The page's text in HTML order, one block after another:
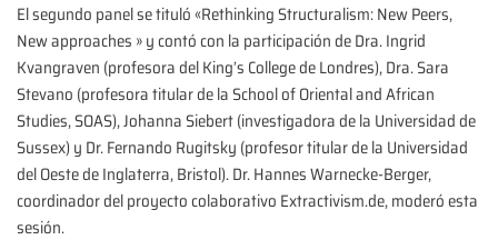
El segundo panel se tituló «Rethinking Structuralism: New Peers,
New approaches » y contó con la participación de Dra. Ingrid
Kvangraven (profesora del King’s College de Londres), Dra. Sara
Stevano (profesora titular de la School of Oriental and African
Studies, SOAS), Johanna Siebert (investigadora de la Universidad de
Sussex) y Dr. Fernando Rugitsky (profesor titular de la Universidad
del Oeste de Inglaterra, Bristol). Dr. Hannes Warnecke-Berger,
coordinador del proyecto colaborativo Extractivism.de, moderó esta
sesión.